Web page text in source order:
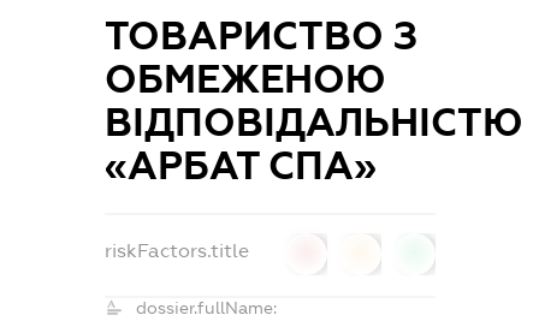
ТОВАРИСТВО З
ОБМЕЖЕНОЮ
ВІДПОВІДАЛЬНІСТЮ
«АРБАТ СПА»
riskFactors.title
dossier.fullName: